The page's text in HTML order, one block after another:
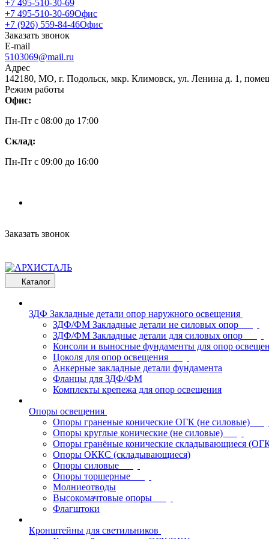
+7 495-510-30-69
+7 495-510-30-69Офис
+7 (926) 559-84-46Офис
Заказать звонок
E-mail
5103069@mail.ru
Адрес
142180, МО, г. Подольск, мкр. Климовск, ул. Ленина д. 1,
Режим работы
Офис:
Пн-Пт c 08:00 до 17:00
Склад:
Пн-Пт c 09:00 до 16:00
Заказать звонок
Каталог
ЗДФ Закладные детали опор наружного освещения
ЗДФ/ФМ Закладные детали не силовых опор
ЗДФ/ФМ Закладные детали для силовых опор
Консоли и выносные фундаменты для опор
Цоколя для опор освещения
Анкерные закладные детали фундамента
Фланцы для ЗДФ/ФМ
Комплекты крепежа для опор освещения
Опоры освещения
Опоры граненые конические ОГК (не силовые)
Опоры круглые конические (не силовые)
Опоры гранёные конические складывающиеся
Опоры ОККС (складывающиеся)
Опоры силовые
Опоры торшерные
Молниеотводы
Высокомачтовые опоры
Флагштоки
Кронштейны для светильников